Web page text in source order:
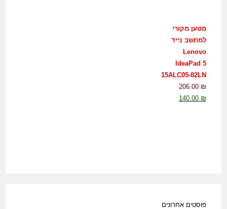
מטען מקורי
למחשב נייד
Lenovo
IdeaPad 5
15ALC05-82LN
206.00₪
140.00 ₪
פוסטים אחרונים